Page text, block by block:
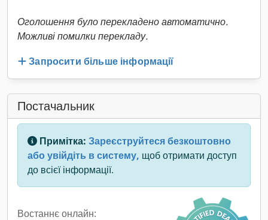
Оголошення було перекладено автоматично.
Можливі помилки перекладу.
Запросити більше інформації
Постачальник
Примітка: Зареєструйтеся безкоштовно
або увійдіть в систему, щоб отримати доступ
до всієї інформації.
Востаннє онлайн: